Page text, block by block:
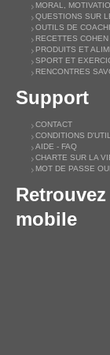
MORAL,
QUESTIONS SUR
OUTILS DE
RECETTES COHEN
PRODUITS ET
SPORT ET
RENCONTRES
Support
CONTACT
CONDITIONS
AIDE - FAQ
CHARTE SUR LA
MOT DE PASSE
mobile